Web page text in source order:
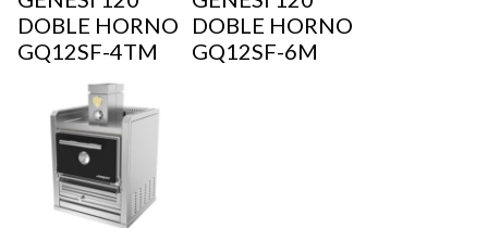
DOBLE HORNO
GQ12SF-4TM
DOBLE HORNO
GQ12SF-6M